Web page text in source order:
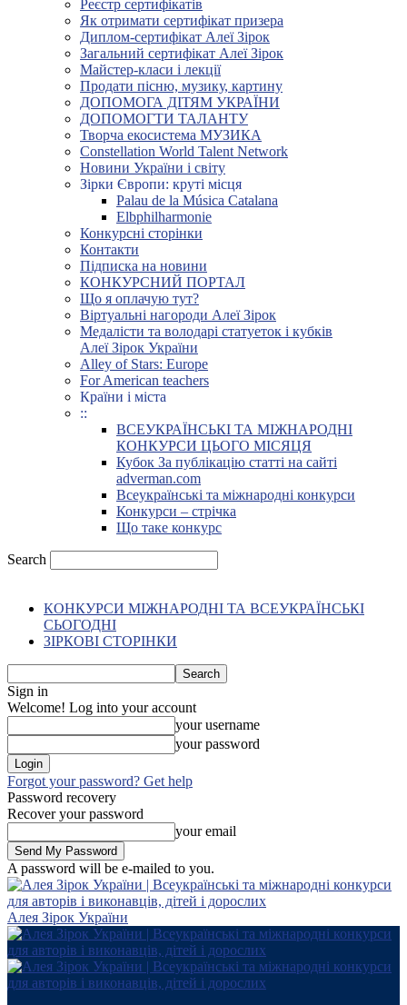
Реєстр сертифікатів
Як отримати сертифікат призера
Диплом-сертифікат Алеї Зірок
Загальний сертифікат Алеї Зірок
Майстер-класи і лекції
Продати пісню, музику, картину
ДОПОМОГА ДІТЯМ УКРАЇНИ
ДОПОМОГТИ ТАЛАНТУ
Творча екосистема МУЗИКА
Constellation World Talent Network
Новини України і світу
Зірки Європи: круті місця
Palau de la Música Catalana
Elbphilharmonie
Конкурсні сторінки
Контакти
Підписка на новини
КОНКУРСНИЙ ПОРТАЛ
Що я оплачую тут?
Віртуальні нагороди Алеї Зірок
Медалісти та володарі статуеток і кубків
Алеї Зірок України
Alley of Stars: Europe
For American teachers
Країни і міста
::
ВСЕУКРАЇНСЬКІ ТА МІЖНАРОДНІ
КОНКУРСИ ЦЬОГО МІСЯЦЯ
Кубок За публікацію статті на сайті
adverman.com
Всеукраїнські та міжнародні конкурси
Конкурси – стрічка
Що таке конкурс
Search
КОНКУРСИ МІЖНАРОДНІ ТА ВСЕУКРАЇНСЬКІ
СЬОГОДНІ
ЗІРКОВІ СТОРІНКИ
Sign in
Welcome! Log into your account
your username
your password
Forgot your password? Get help
Password recovery
Recover your password
your email
A password will be e-mailed to you.
Алея Зірок України